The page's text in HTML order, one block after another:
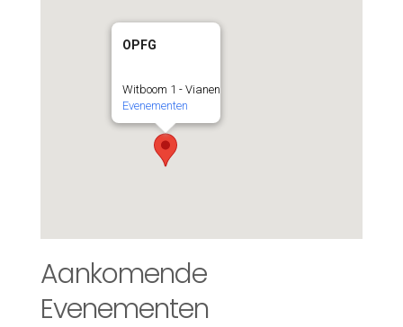
OPFG
Witboom 1 - Vianen
Evenementen
Aankomende
Evenementen